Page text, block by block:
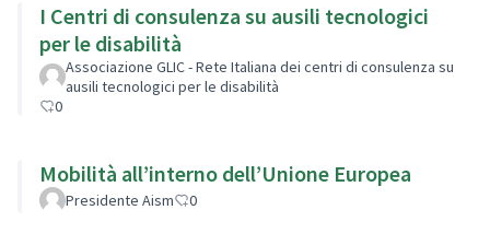
I Centri di consulenza su ausili tecnologici
per le disabilità
Associazione GLIC - Rete Italiana dei centri di consulenza su
ausili tecnologici per le disabilità
0
Mobilità all’interno dell’Unione Europea
Presidente Aism 0